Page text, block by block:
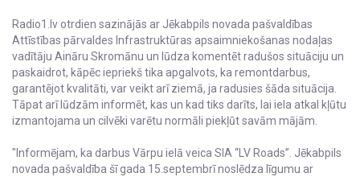
Radio1.lv otrdien sazinājās ar Jēkabpils novada pašvaldības
Attīstības pārvaldes Infrastruktūras apsaimniekošanas nodaļas
vadītāju Aināru Skromānu un lūdza komentēt radušos situāciju un
paskaidrot, kāpēc iepriekš tika apgalvots, ka remontdarbus,
garantējot kvalitāti, var veikt arī ziemā, ja radusies šāda situācija.
Tāpat arī lūdzām informēt, kas un kad tiks darīts, lai iela atkal kļūtu
izmantojama un cilvēki varētu normāli piekļūt savām mājām.
"Informējam, ka darbus Vārpu ielā veica SIA “LV Roads”. Jēkabpils
novada pašvaldība šī gada 15.septembrī noslēdza līgumu ar